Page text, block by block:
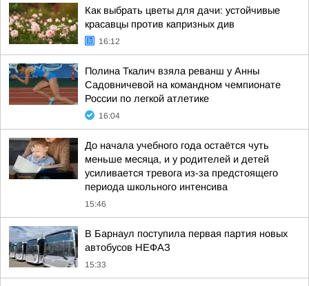
Как выбрать цветы для дачи: устойчивые
красавцы против капризных див
16:12
Полина Ткалич взяла реванш у Анны
Садовничевой на командном чемпионате
России по легкой атлетике
16:04
До начала учебного года остаётся чуть
меньше месяца, и у родителей и детей
усиливается тревога из-за предстоящего
периода школьного интенсива
15:46
В Барнаул поступила первая партия новых
автобусов НЕФАЗ
15:33